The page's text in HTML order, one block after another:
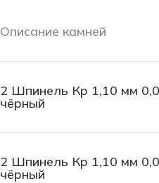
Описание камней
2 Шпинель Кр 1,10 мм
чёрный
2 Шпинель Кр 1,10 мм
чёрный